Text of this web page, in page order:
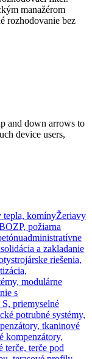
manažérom
rozhodovanie bez
and down arrows to
device users,
tepla, komínyŽeriavy
požiarna
administratívne
a zakladanie
strojárske riešenia,
modulárne
s
priemyselné
potrubné systémy,
tkaninové
kompenzátory,
terče, terče pod